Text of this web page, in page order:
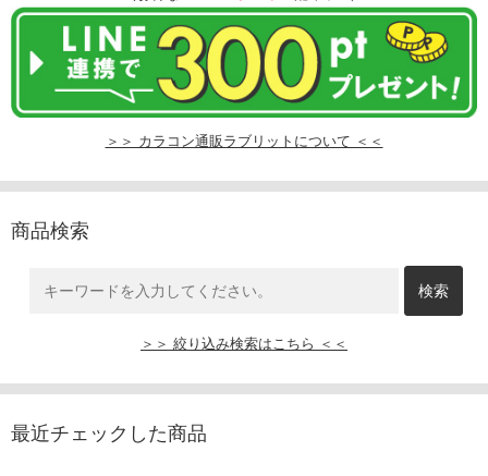
＞＞ カラコン通販ラブリットについて ＜＜
商品検索
＞＞ 絞り込み検索はこちら ＜＜
最近チェックした商品